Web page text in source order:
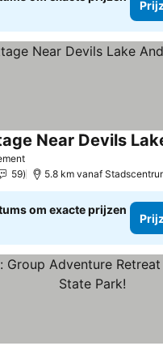
59 5.8 km vanaf
om exacte prijzen